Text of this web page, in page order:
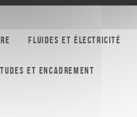
Fluides et électricité
et encadrement